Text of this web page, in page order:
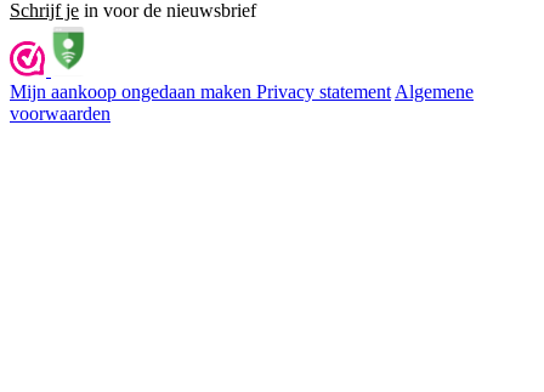
Schrijf je in voor de nieuwsbrief
Mijn aankoop ongedaan maken Privacy statement Algemene
voorwaarden